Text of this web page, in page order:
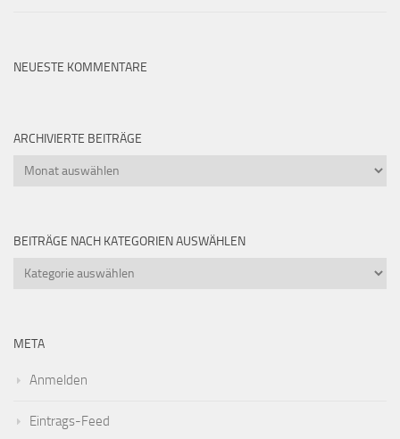
NEUESTE KOMMENTARE
ARCHIVIERTE BEITRÄGE
Archivierte
BEITRÄGE NACH KATEGORIEN AUSWÄHLEN
Beiträge
META
Anmelden
Eintrags-Feed